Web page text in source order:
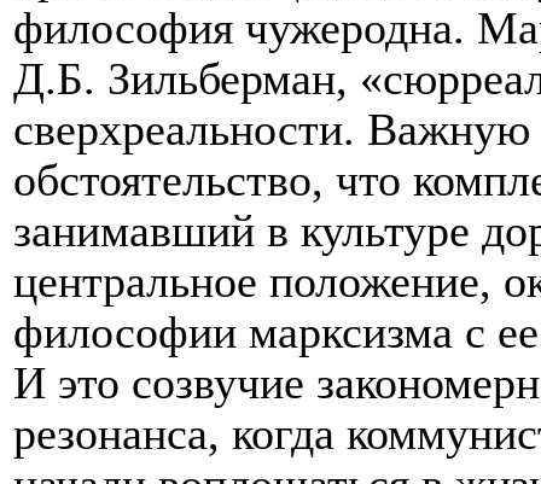
философия чужеродна.
Д.Б. Зильберман,
сверх­реальности. Важную
обстоятельство, что
занимавший в культуре
центральное положение,
философии марксизма с
И это созвучие
резонанса, когда